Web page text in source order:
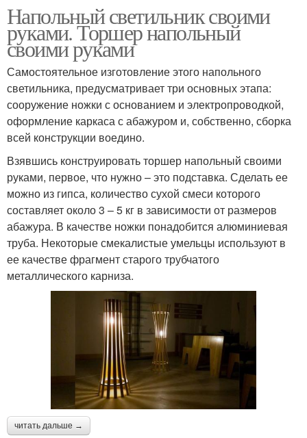
Напольный светильник своими
руками. Торшер напольный
своими руками
Самостоятельное изготовление этого напольного
светильника, предусматривает три основных этапа:
сооружение ножки с основанием и электропроводкой,
оформление каркаса с абажуром и, собственно, сборка
всей конструкции воедино.
Взявшись конструировать торшер напольный своими
руками, первое, что нужно – это подставка. Сделать ее
можно из гипса, количество сухой смеси которого
составляет около 3 – 5 кг в зависимости от размеров
абажура. В качестве ножки понадобится алюминиевая
труба. Некоторые смекалистые умельцы используют в
ее качестве фрагмент старого трубчатого
металлического карниза.
читать дальше →